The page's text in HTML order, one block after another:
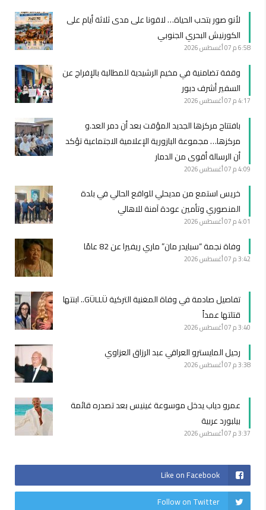
لأنو صور بتحب الحياة… لاقونا على مدى ثلاثة أيام على
الكورنيش البحري الجنوبي
6:58 م 07 أغسطس 2026
وقفة تضامنية في مخيم الرشيدية للمطالبة بالإفراج عن
السفير أشرف دبور
4:17 م 07 أغسطس 2026
بافتتاح مركزها الجديد المؤقت بعد أن دمر العد.و
مركزها… مجموعة البازورية الإعلامية الاجتماعية تؤكد
أن الرسالة أقوى من الدمار
4:09 م 07 أغسطس 2026
خريس استمع من مديحلي للواقع الحالي في بلدة
المنصوري وتأمين عودة آمنة للاهالي
4:01 م 07 أغسطس 2026
وفاة نجمة “سبايدر مان” ماري ريفيرا عن 82 عامًا
3:42 م 07 أغسطس 2026
تفاصيل صادمة في وفاة المغنية التركية GÜLLÜ.. ابنتها
قتلتها عمداً
3:40 م 07 أغسطس 2026
رحيل المايسترو العراقي عبد الرزاق العزاوي
3:38 م 07 أغسطس 2026
عمرو دياب يدخل موسوعة غينيس بعد تصدره قائمة
بيلبورد عربية
3:37 م 07 أغسطس 2026
Like on Facebook
Follow on Twitter